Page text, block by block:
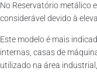
No Reservatório metálico
considerável devido à
Este modelo é mais
internas, casas de
utilizado na área